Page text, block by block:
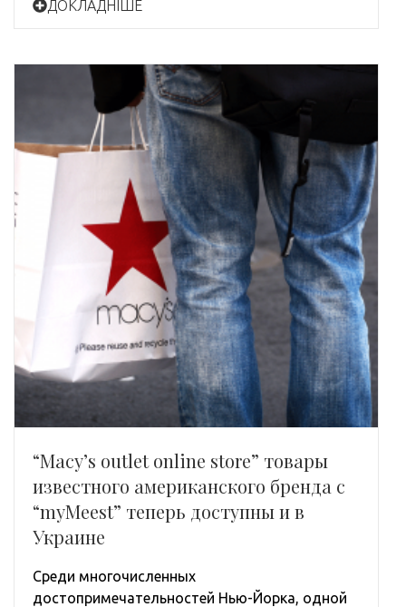
ДОКЛАДНІШЕ
“Мacy’s outlet online store” товары
известного американского бренда с
“myMeest” теперь доступны и в
Украине
Среди многочисленных
достопримечательностей Нью-Йорка, одной